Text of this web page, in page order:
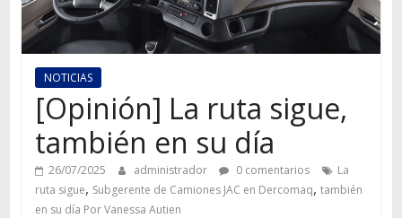
NOTICIAS
[Opinión] La ruta sigue,
también en su día
26/07/2025 administrador 0 comentarios
La
ruta sigue, Subgerente de Camiones JAC en Dercomaq, también
en su día Por Vanessa Autien